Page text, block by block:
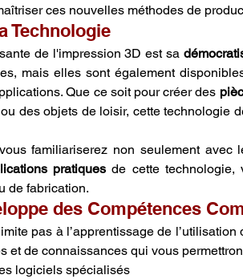
ces nouvelles méthodes de
Technologie
de l'impression 3D est sa
mais elles sont également
Que ce soit pour créer des
des objets de loisir, cette technologie
familiariserez non seulement avec
pratiques de cette technologie,
de fabrication.
des Compétences
pas à l’apprentissage de l’utilisation
et de connaissances qui vous
logiciels spécialisés